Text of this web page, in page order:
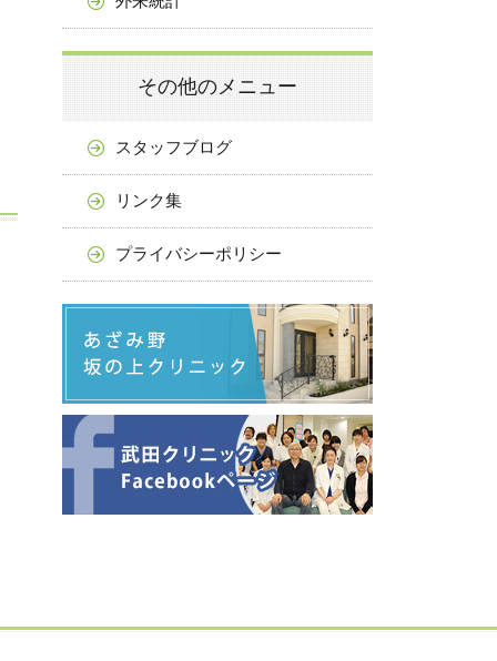
その他のメニュー
スタッフブログ
リンク集
プライバシーポリシー